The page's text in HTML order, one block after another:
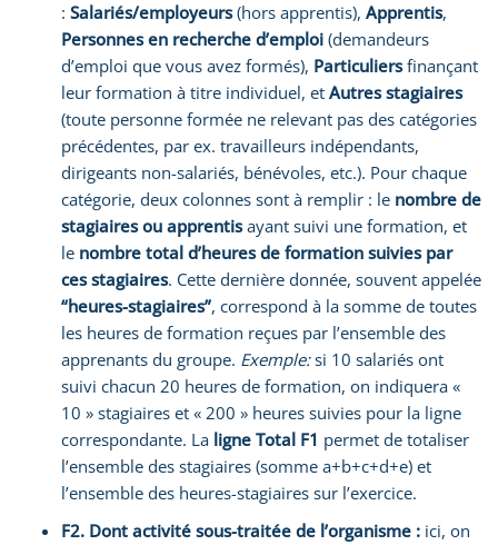
: Salariés/employeurs(hors apprentis), Apprentis,
Personnes en recherche d’emploi (demandeurs
d’emploi que vous avez formés), Particuliersfinançant
leur formation à titre individuel, et Autres stagiaires
(toute personne formée ne relevant pas des catégories
précédentes, par ex. travailleurs indépendants,
dirigeants non-salariés, bénévoles, etc.). Pour chaque
catégorie, deux colonnes sont à remplir : le nombre de
stagiaires ou apprentisayant suivi une formation, et
le nombre total d’heures de formation suivies par
ces stagiaires. Cette dernière donnée, souvent appelée
“heures-stagiaires”, correspond à la somme de toutes
les heures de formation reçues par l’ensemble des
apprenants du groupe. Exemple:si 10 salariés ont
suivi chacun 20 heures de formation, on indiquera «
10 » stagiaires et « 200 » heures suivies pour la ligne
correspondante. La ligne Total F1 permet de totaliser
l’ensemble des stagiaires (somme a+b+c+d+e) et
l’ensemble des heures-stagiaires sur l’exercice.
F2. Dont activité sous-traitée de l’organisme : ici, on